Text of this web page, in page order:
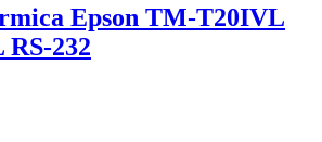
Epson TM-T20IVL
232